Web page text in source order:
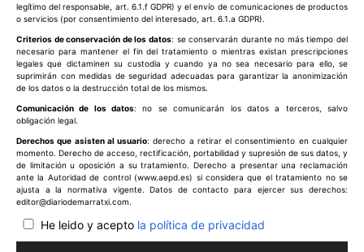
legítimo del responsable, art. 6.1.f GDPR) y el envío de comunicaciones de productos
o servicios (por consentimiento del interesado, art. 6.1.a GDPR).
Criterios de conservación de los datos: se conservarán durante no más tiempo del
necesario para mantener el fin del tratamiento o mientras existan prescripciones
legales que dictaminen su custodia y cuando ya no sea necesario para ello, se
suprimirán con medidas de seguridad adecuadas para garantizar la anonimización
de los datos o la destrucción total de los mismos.
Comunicación de los datos: no se comunicarán los datos a terceros, salvo
obligación legal.
Derechos que asisten al usuario: derecho a retirar el consentimiento en cualquier
momento. Derecho de acceso, rectificación, portabilidad y supresión de sus datos, y
de limitación u oposición a su tratamiento. Derecho a presentar una reclamación
ante la Autoridad de control (www.aepd.es) si considera que el tratamiento no se
ajusta a la normativa vigente. Datos de contacto para ejercer sus derechos:
editor@diariodemarratxi.com.
He leido y acepto la política de privacidad